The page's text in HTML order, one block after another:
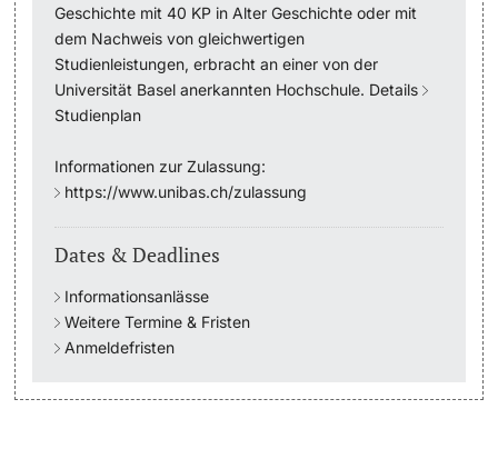
Campus Stories
Advice & Support
Academic Advice
Student Advice Center
Career Counseling
Social Services & Health Care
Military & Civilian Service
Geschichte mit 40 KP in Alter Geschichte oder mit
dem Nachweis von gleichwertigen
Studienleistungen, erbracht an einer von der
Universität Basel anerkannten Hochschule. Details
Studienplan
Informationen zur Zulassung:
https://www.unibas.ch/zulassung
Dates & Deadlines
Informationsanlässe
Weitere Termine & Fristen
Anmeldefristen